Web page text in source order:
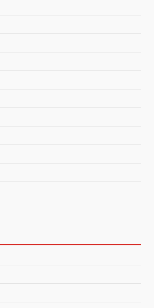
Muere peatón arrollado por
4 de agosto de 2026
Valle de Santiago despide a